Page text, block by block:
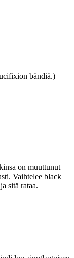
bändiä.)
on muuttunut
Vaihtelee black
sitä rataa.